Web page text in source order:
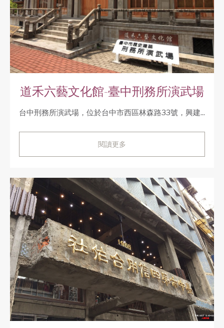
道禾六藝文化館-臺中刑務所演武場
台中刑務所演武場，位於台中市西區林森路33號，興建...
閱讀更多